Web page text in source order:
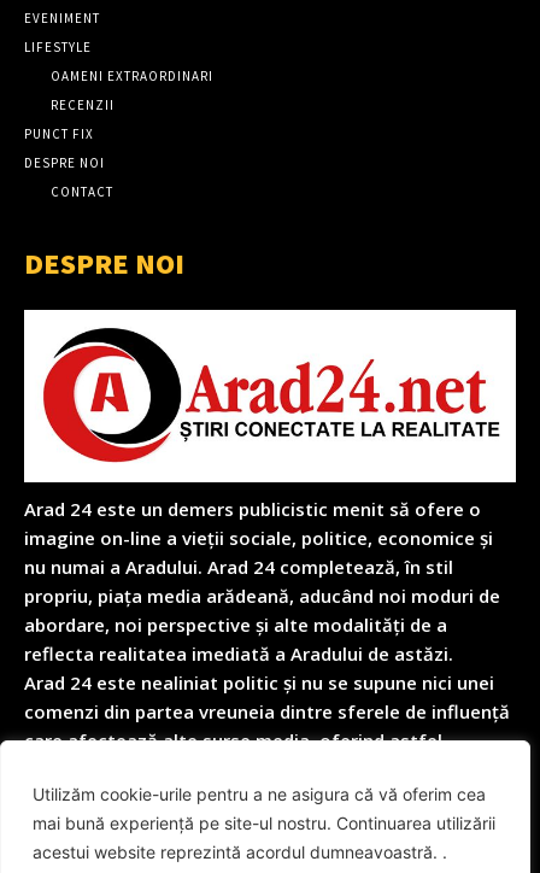
Utilizăm cookie-urile pentru a ne asigura că vă oferim cea
mai bună experiență pe site-ul nostru. Continuarea utilizării
acestui website reprezintă acordul dumneavoastră. .
EVENIMENT
LIFESTYLE
OAMENI EXTRAORDINARI
RECENZII
PUNCT FIX
DESPRE NOI
CONTACT
DESPRE NOI
Arad 24 este un demers publicistic menit să ofere o
imagine on-line a vieții sociale, politice, economice și
nu numai a Aradului. Arad 24 completează, în stil
propriu, piața media arădeană, aducând noi moduri de
abordare, noi perspective și alte modalități de a
reflecta realitatea imediată a Aradului de astăzi.
Arad 24 este nealiniat politic și nu se supune nici unei
comenzi din partea vreuneia dintre sferele de influență
care afectează alte surse media, oferind astfel
a realității cotidiene.